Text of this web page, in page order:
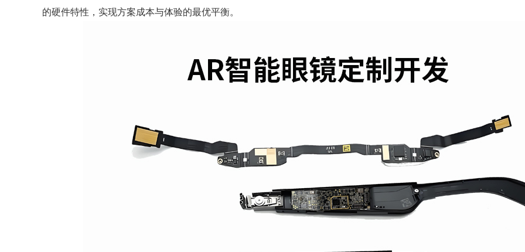
的硬件特性，实现方案成本与体验的最优平衡。